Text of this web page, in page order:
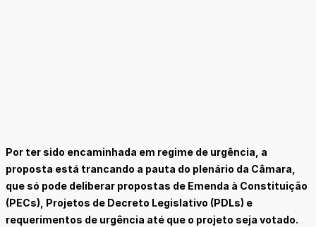
Por ter sido encaminhada em regime de urgência, a
proposta está trancando a pauta do plenário da Câmara,
que só pode deliberar propostas de Emenda à Constituição
(PECs), Projetos de Decreto Legislativo (PDLs) e
requerimentos de urgência até que o projeto seja votado.